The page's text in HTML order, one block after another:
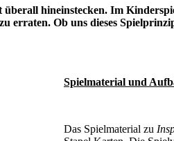
überall hineinstecken. Im
erraten. Ob uns dieses
Spielmaterial und
Das Spielmaterial zu